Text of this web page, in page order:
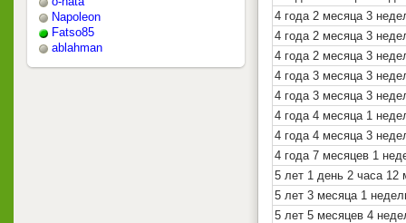
4 года 2 месяца 3
4 года 2 месяца 3
4 года 2 месяца 3
4 года 3 месяца 3
4 года 3 месяца 3
4 года 4 месяца 1
4 года 4 месяца 3
4 года 7 месяцев 1
5 лет 1 день 2 часа 12
5 лет 3 месяца 1
5 лет 5 месяцев 4
Napoleon
Fatso85
ablahman